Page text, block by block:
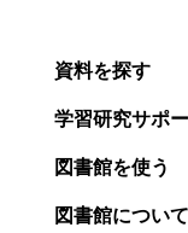
資料を探す
学習研究サポ
図書館を使う
図書館について